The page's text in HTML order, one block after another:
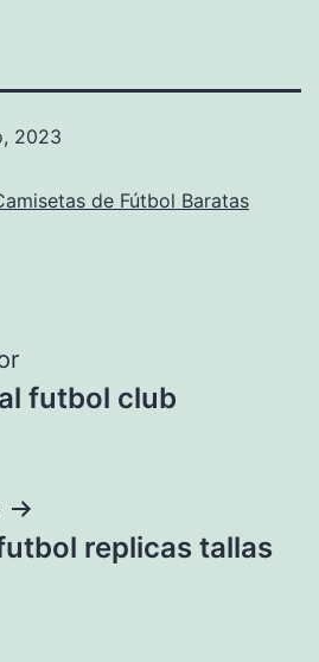
2023
de Fútbol Baratas
futbol club
replicas tallas